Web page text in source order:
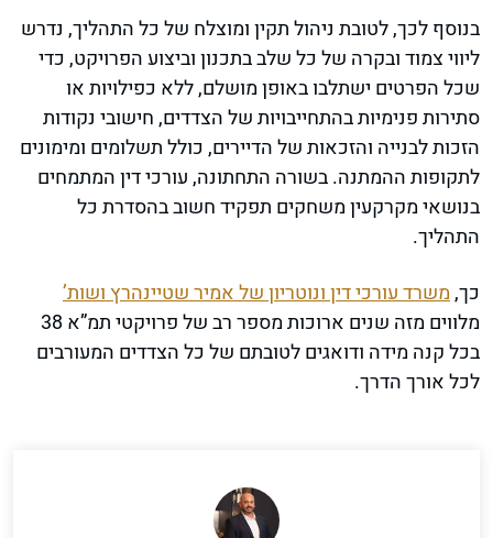
בנוסף לכך, לטובת ניהול תקין ומוצלח של כל התהליך, נדרש
ליווי צמוד ובקרה של כל שלב בתכנון וביצוע הפרויקט, כדי
שכל הפרטים ישתלבו באופן מושלם, ללא כפילויות או
סתירות פנימיות בהתחייבויות של הצדדים, חישובי נקודות
הזכות לבנייה והזכאות של הדיירים, כולל תשלומים ומימונים
לתקופות ההמתנה. בשורה התחתונה, עורכי דין המתמחים
בנושאי מקרקעין משחקים תפקיד חשוב בהסדרת כל
התהליך.
כך,משרד עורכי דין ונוטריון של אמיר שטיינהרץ ושות’
מלווים מזה שנים ארוכות מספר רב של פרויקטי תמ”א 38
בכל קנה מידה ודואגים לטובתם של כל הצדדים המעורבים
לכל אורך הדרך.